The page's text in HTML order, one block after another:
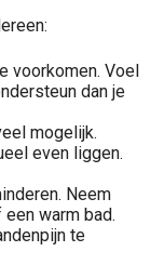
voorkomen. Voel
dan je
mogelijk.
even liggen.
Neem
warm bad.
te